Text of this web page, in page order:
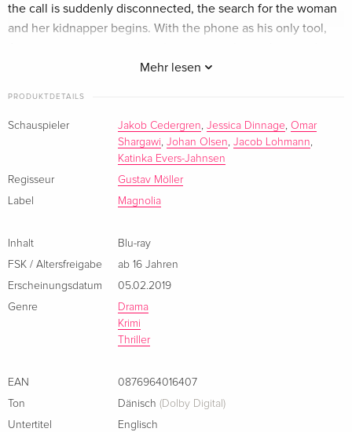
Mehr lesen
the call is suddenly disconnected, the search for the woman
and her kidnapper begins. With the phone as his only tool,
woman. But soon he realizes that he is dealing with a crime
PRODUKTDETAILS
Schauspieler Jakob Cedergren, Jessica Dinnage, Omar
Shargawi, Johan Olsen, Jacob Lohmann,
Katinka Evers-Jahnsen
Regisseur
Gustav Möller
Label
Magnolia
Inhalt
Blu-ray
FSK / Altersfreigabe
ab 16 Jahren
Erscheinungsdatum
05.02.2019
Genre
Drama
Krimi
Thriller
EAN
0876964016407
Ton
Dänisch (Dolby Digital)
Untertitel
Englisch